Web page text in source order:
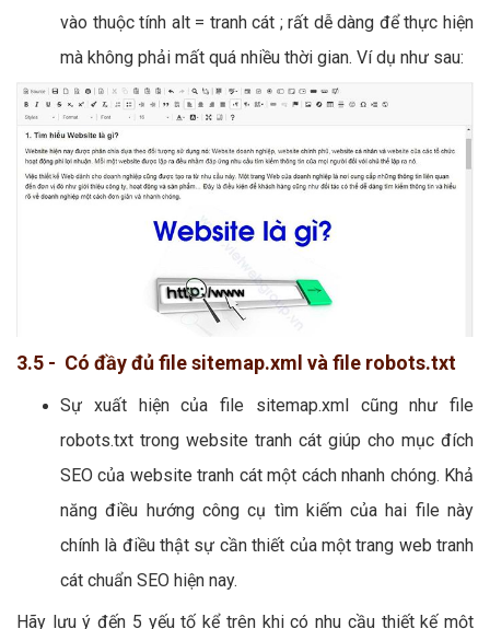
vào thuộc tính alt = tranh cát ; rất dễ dàng để thực hiện
mà không phải mất quá nhiều thời gian. Ví dụ như sau:
3.5 - Có đầy đủ file sitemap.xml và file robots.txt
Sự xuất hiện của file sitemap.xml cũng như file
robots.txt trong website tranh cát giúp cho mục đích
SEO của website tranh cát một cách nhanh chóng. Khả
năng điều hướng công cụ tìm kiếm của hai file này
chính là điều thật sự cần thiết của một trang web tranh
cát chuẩn SEO hiện nay.
Hãy lưu ý đến 5 yếu tố kể trên khi có nhu cầu thiết kế một